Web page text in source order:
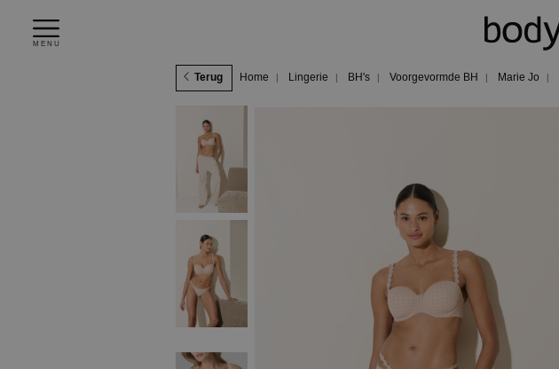
MENU
Terug Home Lingerie BH's Voorgevormde BH Marie Jo